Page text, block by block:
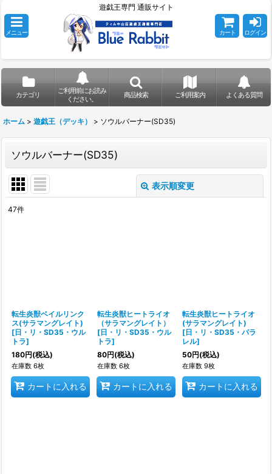
遊戯王専門 通販サイト
メニュー カート ログイン
カテゴリ
ご利用前にお読み
ください。
商品検索 ご利用案内 よくある質問
ホーム > 遊戯王（デッキ） > ソウルバーナー(SD35)
ソウルバーナー(SD35)
表示順変更
絞り込む
47件
転生炎獣ベイルリンク
ス(サラマングレイト)
[日・リ・SD35・ウル
トラ]
180円(税込)
在庫数 6枚
カートに入れる
転生炎獣ヒートライオ
（サラマングレイト）
[日・リ・SD35・ウル
トラ]
80円(税込)
在庫数 6枚
カートに入れる
転生炎獣ヒートライオ
(サラマングレイト)
[日・リ・SD35・パラ
レル]
50円(税込)
在庫数 9枚
カートに入れる